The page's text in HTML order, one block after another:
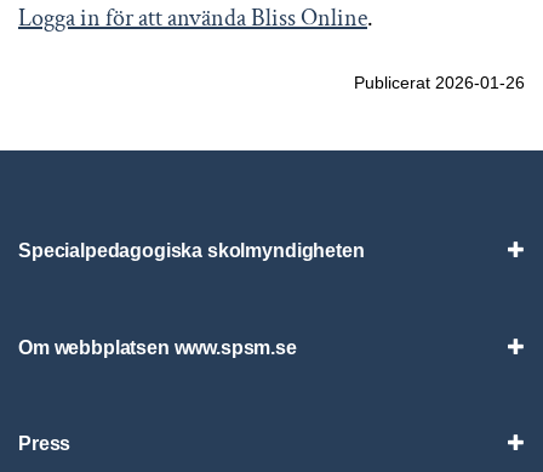
Logga in för att använda Bliss Online.
Publicerat 2026-01-26
Specialpedagogiska skolmyndigheten
Om webbplatsen www.spsm.se
Press